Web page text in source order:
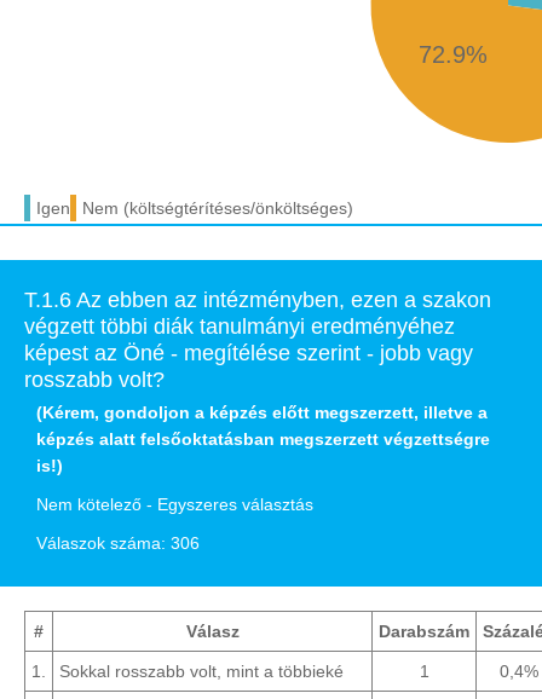
72.9%
Igen Nem (költségtérítéses/önköltséges)
T.1.6 Az ebben az intézményben, ezen a szakon
végzett többi diák tanulmányi eredményéhez
képest az Öné - megítélése szerint - jobb vagy
rosszabb volt?
(Kérem, gondoljon a képzés előtt megszerzett, illetve a
képzés alatt felsőoktatásban megszerzett végzettségre
is!)
Nem kötelező - Egyszeres választás
Válaszok száma: 306
# Válasz Darabszám
1. Sokkal rosszabb volt, mint a többieké 1 0,4%